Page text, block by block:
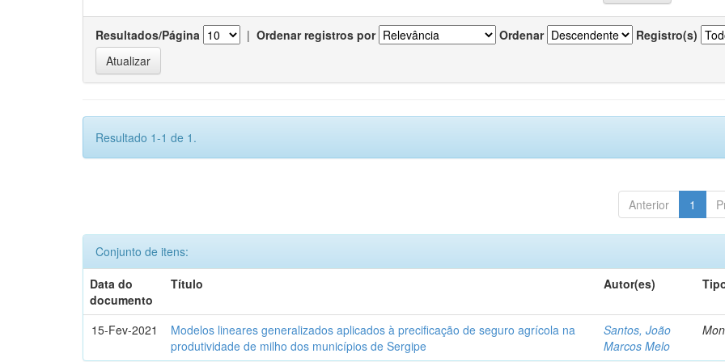
Resultados/Página | Ordenar registros por Ordenar Registro(s)
Resultado 1-1 de 1.
Anterior 1
Conjunto de itens:
Data do
documento
Título Autor(es)
15-Fev-2021
Modelos lineares generalizados aplicados à precificação de seguro agrícola na
produtividade de milho dos municípios de Sergipe
Santos, João
Marcos Melo